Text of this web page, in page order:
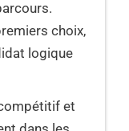
choix,
logique
et